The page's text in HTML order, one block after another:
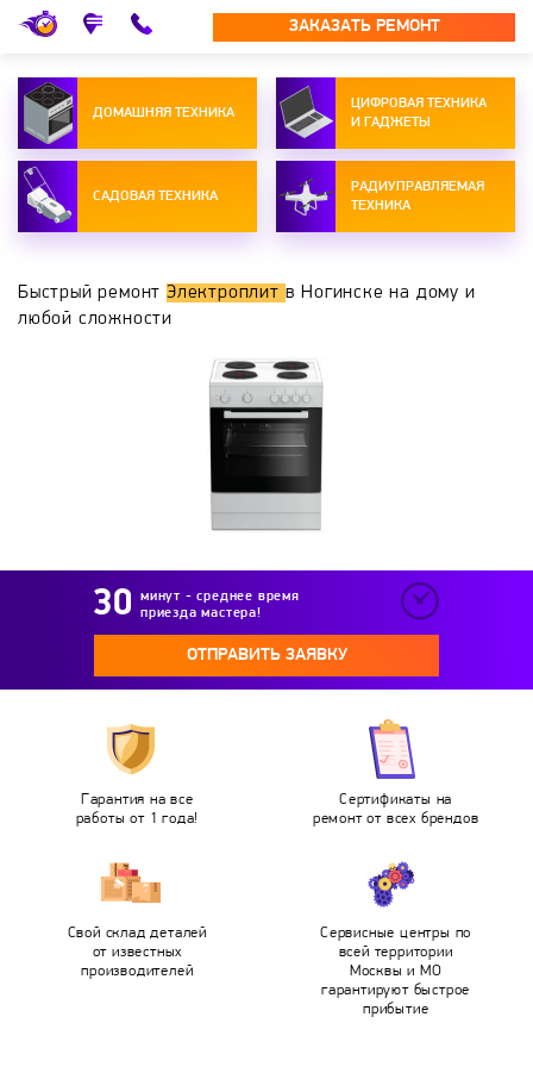
ЗАКАЗАТЬ РЕМОНТ
ДОМАШНЯЯ ТЕХНИКА
ЦИФРОВАЯ ТЕХНИКА
И ГАДЖЕТЫ
САДОВАЯ ТЕХНИКА
РАДИУПРАВЛЯЕМАЯ
ТЕХНИКА
Быстрый ремонтЭлектроплит в Ногинске на дому и
любой сложности
минут - среднее время
приезда мастера!
ОТПРАВИТЬ ЗАЯВКУ
Гарантия на все
работы от 1 года!
Сертификаты на
ремонт от всех брендов
Свой склад деталей
от известных
производителей
Сервисные центры по
всей территории
Москвы и МО
гарантируют быстрое
прибытие